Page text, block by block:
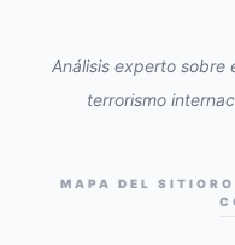
Análisis experto sobre
terrorismo
MAPA DEL SITIO